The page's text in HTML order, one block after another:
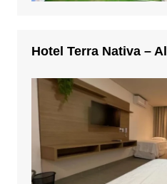
Hotel Terra Nativa –